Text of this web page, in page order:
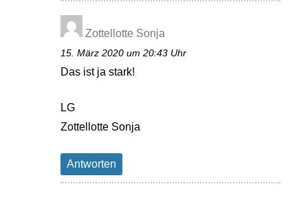
Zottellotte Sonja
15. März 2020 um 20:43 Uhr
Das ist ja stark!
LG
Zottellotte Sonja
Antworten